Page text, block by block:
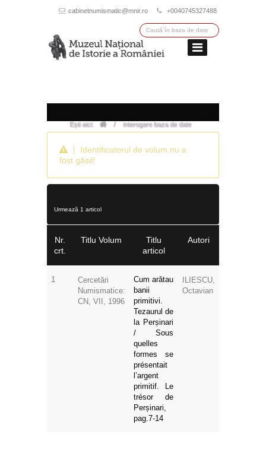
cabinetnumismatic@mnir.ro +0040745327488
Ești aici: / interogare baza de date
Identificatorul de volum nu a
fost găsit!
Urmează 1 articol
Nr.
crt.
Titlu Volum
Titlu
articol
Autori
1
Cercetări
Numismatice:
CN, VII, 1996
Cum arătau
banii
primitivi.
Tezaurul de
la Perșinari
/ Sous
quelles
formes se
présentait
l’argent
primitif. Le
trésor de
Perșinari,
pag.7-14
ILIESCU,
Octavian